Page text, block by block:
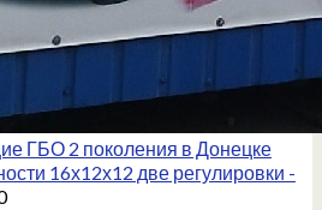
ГБО 2 поколения в Донецке
16х12х12 две регулировки -